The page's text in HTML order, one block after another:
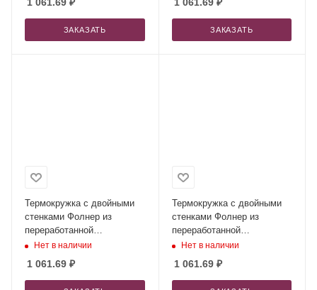
ЗАКАЗАТЬ ЗАКАЗАТЬ
Термокружка с двойными
стенками Фолнер из
переработанной
нержавеющей стали,
темно-зеленый
Нет в наличии
1 061.69 ₽
Термокружка с двойными
стенками Фолнер из
переработанной
нержавеющей стали,
темно-красный
Нет в наличии
1 061.69₽